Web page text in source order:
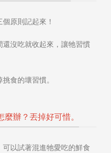
原則記起來！
沒吃就收起來，讓牠習慣
食的壞習慣。
辦？丟掉好可惜。
以試著混進牠愛吃的鮮食